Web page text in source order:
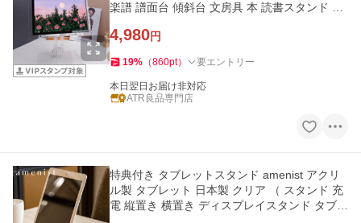
楽譜 譜面台 傾斜台 文房具 本 読書スタンド 角
4,980円
19% （860pt） 要エントリー
本日翌日お届け非対応
ATR良品専門店
特典付き タブレットスタンド amenist アクリ
ル製 タブレット 日本製 クリア （ スタンド 充
電 縦置き 横置き ディスプレイスタンド タブレ